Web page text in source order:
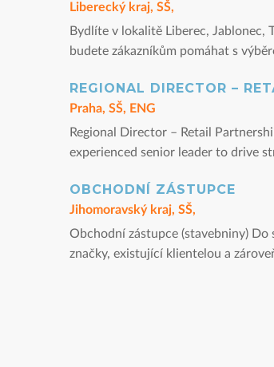
Liberecký kraj, SŠ,
Bydlíte v lokalitě Liberec, Jablonec,
budete zákazníkům pomáhat s
REGIONAL DIRECTOR –
Praha, SŠ, ENG
Regional Director – Retail
experienced senior leader to drive
OBCHODNÍ ZÁSTUPCE
Jihomoravský kraj, SŠ,
Obchodní zástupce (stavebniny)
značky, existující klientelou a